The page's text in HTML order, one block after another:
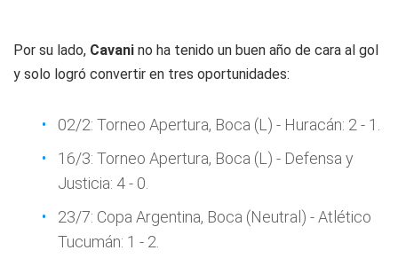
Por su lado, Cavani no ha tenido un buen año de cara al gol
y solo logró convertir en tres oportunidades:
02/2: Torneo Apertura, Boca (L) - Huracán: 2 - 1.
16/3: Torneo Apertura, Boca (L) - Defensa y
Justicia: 4 - 0.
23/7: Copa Argentina, Boca (Neutral) - Atlético
Tucumán: 1 - 2.